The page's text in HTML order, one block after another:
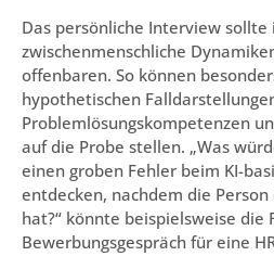
Das persönliche Interview sollte
zwischenmenschliche
offenbaren. So können
hypothetischen
Problemlösungskompetenzen
auf die Probe stellen. „Was
einen groben Fehler beim KI-
entdecken, nachdem die
hat?“ könnte beispielsweise die
Bewerbungsgespräch für eine